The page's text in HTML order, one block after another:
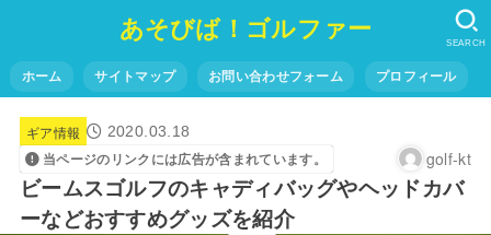
あそびば！ゴルファー
ホーム サイトマップ お問い合わせフォーム プロフィール
SEARCH
ギア情報 2020.03.18
当ページのリンクには広告が含まれています。 golf-kt
ビームスゴルフのキャディバッグやヘッドカバ
ーなどおすすめグッズを紹介